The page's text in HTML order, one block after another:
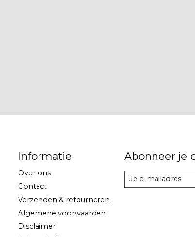
Informatie
Over ons
Contact
Verzenden & retourneren
Algemene voorwaarden
Disclaimer
Abonneer je